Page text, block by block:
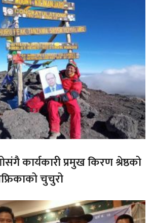
कार्यकारी प्रमुख किरण श्रेष्ठको
चुचुरो